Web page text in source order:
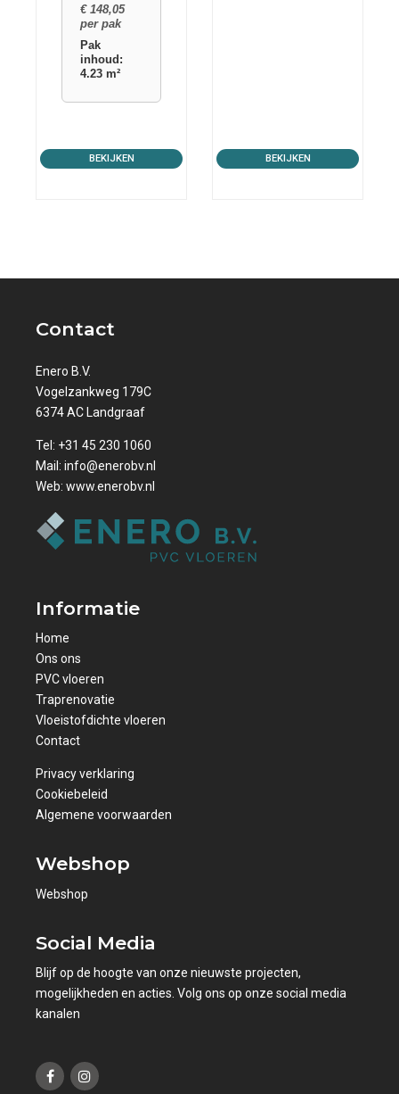
€148,05
per pak
Pak
inhoud:
4.23 m²
BEKIJKEN BEKIJKEN
Contact
Enero B.V.
Vogelzankweg 179C
6374 AC Landgraaf
Tel: +31 45 230 1060
Mail: info@enerobv.nl
Web: www.enerobv.nl
Informatie
Home
Ons ons
PVC vloeren
Traprenovatie
Vloeistofdichte vloeren
Contact
Privacy verklaring
Cookiebeleid
Algemene voorwaarden
Webshop
Webshop
Social Media
Blijf op de hoogte van onze nieuwste projecten,
mogelijkheden en acties. Volg ons op onze social media
kanalen